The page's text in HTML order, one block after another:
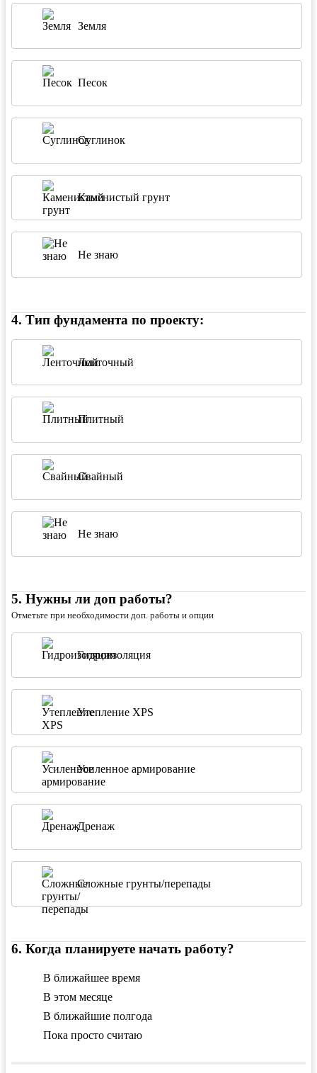
Земля
Песок
Суглинок
Каменистый грунт
Не знаю
4. Тип фундамента по проекту:
Ленточный
Плитный
Свайный
Не знаю
5. Нужны ли доп работы?
Отметьте при необходимости доп. работы и опции
Гидроизоляция
Утепление XPS
Усиленное армирование
Дренаж
Сложные грунты/перепады
6. Когда планируете начать работу?
В ближайшее время
В этом месяце
В ближайшие полгода
Пока просто считаю